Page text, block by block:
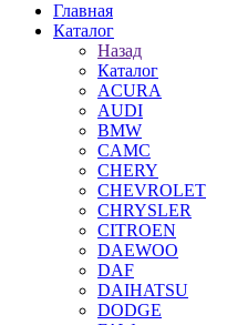
Главная
Каталог
Назад
Каталог
ACURA
AUDI
BMW
CAMC
CHERY
CHEVROLET
CHRYSLER
CITROEN
DAEWOO
DAF
DAIHATSU
DODGE